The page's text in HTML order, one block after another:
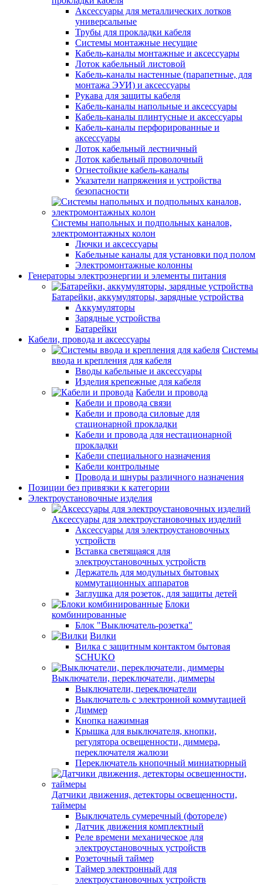
Аксессуары для металлических лотков
универсальные
Трубы для прокладки кабеля
Системы монтажные несущие
Кабель-каналы монтажные и аксессуары
Лоток кабельный листовой
Кабель-каналы настенные (парапетные, для
монтажа ЭУИ) и аксессуары
Рукава для защиты кабеля
Кабель-каналы напольные и аксессуары
Кабель-каналы плинтусные и аксессуары
Кабель-каналы перфорированные и
аксессуары
Лоток кабельный лестничный
Лоток кабельный проволочный
Огнестойкие кабель-каналы
Указатели напряжения и устройства
безопасности
Системы напольных и подпольных каналов,
электромонтажных колон
Лючки и аксессуары
Кабельные каналы для установки под полом
Электромонтажные колонны
Генераторы электроэнергии и элементы питания
Батарейки, аккумуляторы, зарядные устройства
Аккумуляторы
Зарядные устройства
Батарейки
Кабели, провода и аксессуары
Системы
ввода и крепления для кабеля
Вводы кабельные и аксессуары
Изделия крепежные для кабеля
Кабели и провода
Кабели и провода связи
Кабели и провода силовые для
стационарной прокладки
Кабели и провода для нестационарной
прокладки
Кабели специального назначения
Кабели контрольные
Провода и шнуры различного назначения
Позиции без привязки к категории
Электроустановочные изделия
Аксессуары для электроустановочных изделий
Аксессуары для электроустановочных
устройств
Вставка светящаяся для
электроустановочных устройств
Держатель для модульных бытовых
коммутационных аппаратов
Заглушка для розеток, для защиты детей
Блоки
комбинированные
Блок "Выключатель-розетка"
Вилки
Вилка с защитным контактом бытовая
SCHUKO
Выключатели, переключатели, диммеры
Выключатели, переключатели
Выключатель с электронной коммутацией
Диммер
Кнопка нажимная
Крышка для выключателя, кнопки,
регулятора освещенности, диммера,
переключателя жалюзи
Переключатель кнопочный миниатюрный
Датчики движения, детекторы освещенности,
таймеры
Выключатель сумеречный (фотореле)
Датчик движения комплектный
Реле времени механическое для
электроустановочных устройств
Розеточный таймер
Таймер электронный для
электроустановочных устройств